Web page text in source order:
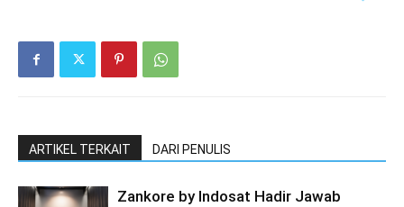
ARTIKEL TERKAIT DARI PENULIS
Zankore by Indosat Hadir Jawab